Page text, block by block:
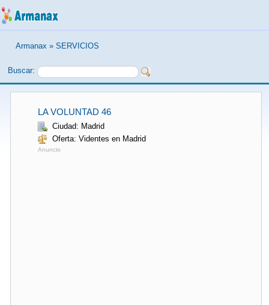
Armanax » SERVICIOS
Buscar:
LA VOLUNTAD 46
Ciudad: Madrid
Oferta: Videntes en Madrid
Anuncio